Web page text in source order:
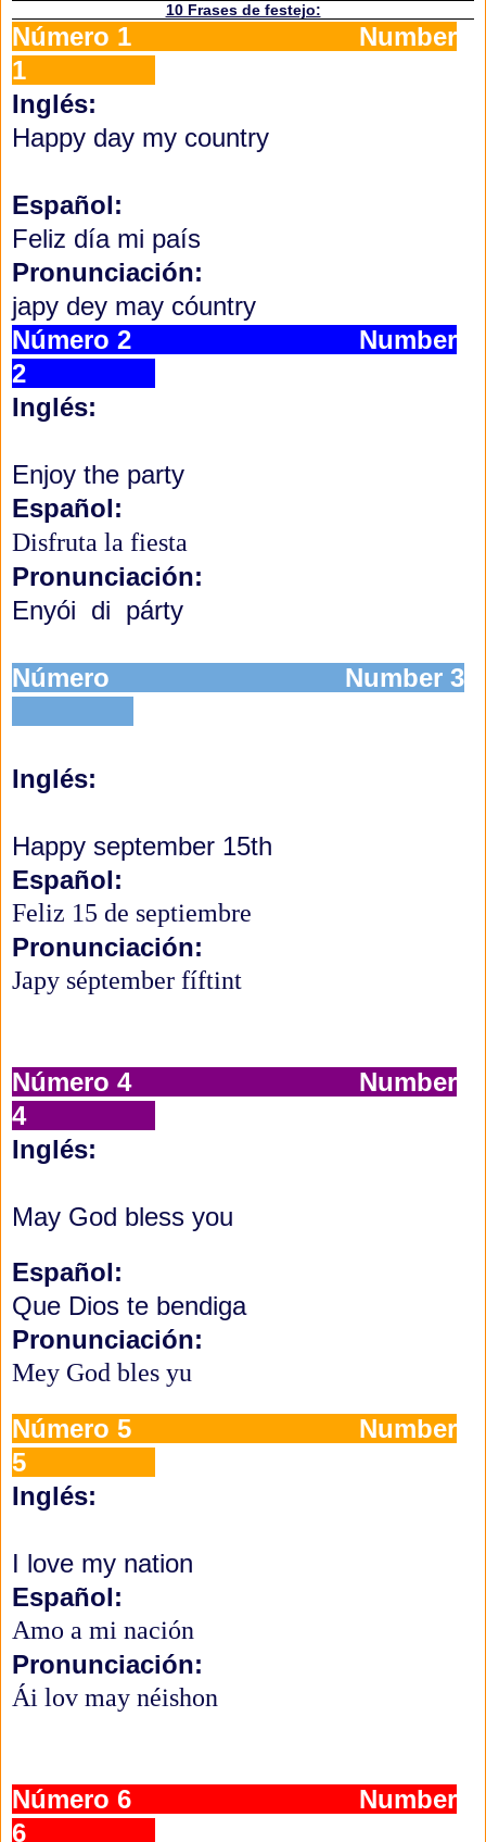
10 Frases de festejo:
Número 1 Number
1
Inglés:
Happy day my country
Español:
Feliz día mi país
Pronunciación:
japy dey may cóuntry
Número 2 Number
2
Inglés:
Enjoy the party
Español:
Disfruta la fiesta
Pronunciación:
Enyói di párty
Número Number 3
Inglés:
Happy september 15th
Español:
Feliz 15 de septiembre
Pronunciación:
Japy séptember fíftint
Número 4 Number
4
Inglés:
May God bless you
Español:
Que Dios te bendiga
Pronunciación:
Mey God bles yu
Número 5 Number
5
Inglés:
I love my nation
Español:
Amo a mi nación
Pronunciación:
Ái lov may néishon
Número 6 Number
6